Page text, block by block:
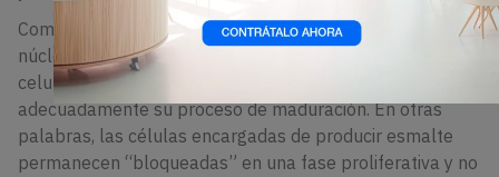
Como consecuencia, la proteína YAP se acumula en el
núcleo y activa genes relacionados con la proliferación
celular, impidiendo que los ameloblastos completen
adecuadamente su proceso de maduración. En otras
palabras, las células encargadas de producir esmalte
permanecen “bloqueadas” en una fase proliferativa y no